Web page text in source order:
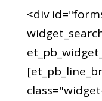
<div